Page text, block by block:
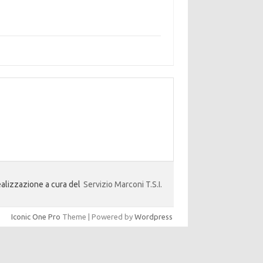
a cura del Servizio Marconi T.S.I.
Iconic One Pro Theme | Powered by Wordpress